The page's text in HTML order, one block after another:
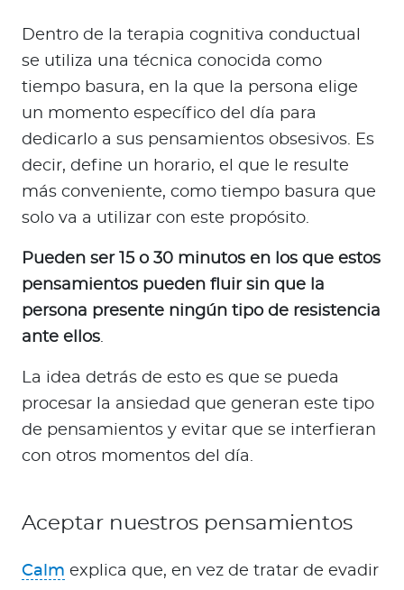
Dentro de la terapia cognitiva conductual
se utiliza una técnica conocida como
tiempo basura, en la que la persona elige
un momento específico del día para
dedicarlo a sus pensamientos obsesivos. Es
decir, define un horario, el que le resulte
más conveniente, como tiempo basura que
solo va a utilizar con este propósito.
Pueden ser 15 o 30 minutos en los que estos
pensamientos pueden fluir sin que la
persona presente ningún tipo de resistencia
ante ellos.
La idea detrás de esto es que se pueda
procesar la ansiedad que generan este tipo
de pensamientos y evitar que se interfieran
con otros momentos del día.
Aceptar nuestros pensamientos
Calm explica que, en vez de tratar de evadir